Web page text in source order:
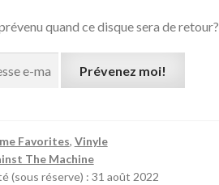
quand ce disque sera de retour?
Prévenez moi!
Favorites, Vinyle
The Machine
(sous réserve) : 31 août 2022